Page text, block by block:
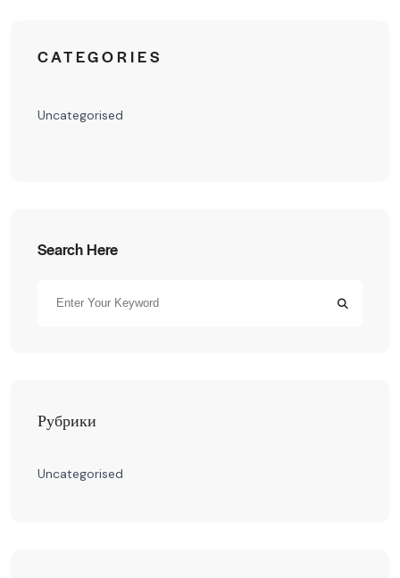
CATEGORIES
Uncategorised
Search Here
Рубрики
Uncategorised